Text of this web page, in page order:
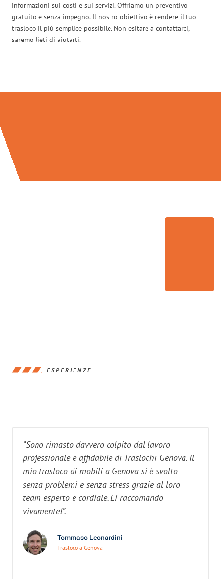
informazioni sui costi e sui servizi. Offriamo un preventivo
gratuito e senza impegno. Il nostro obiettivo è rendere il tuo
trasloco il più semplice possibile. Non esitare a contattarci,
saremo lieti di aiutarti.
ESPERIENZE
“Sono rimasto davvero colpito dal lavoro
professionale e affidabile di Traslochi Genova. Il
mio trasloco di mobili a Genova si è svolto
senza problemi e senza stress grazie al loro
team esperto e cordiale. Li raccomando
vivamente!”.
Tommaso Leonardini
Trasloco a Genova